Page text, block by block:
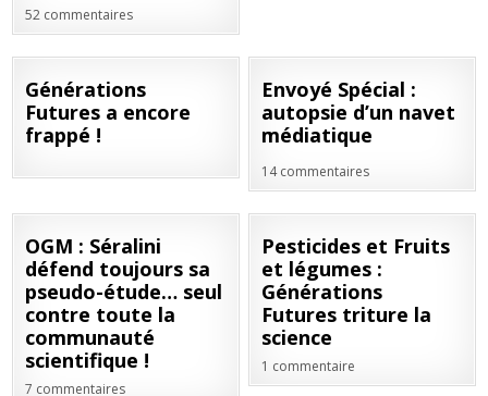
52 commentaires
2019
Générations
Futures a encore
frappé !
2019
Envoyé Spécial :
autopsie d’un navet
médiatique
14 commentaires
2018
OGM : Séralini
défend toujours sa
pseudo-étude… seul
contre toute la
communauté
scientifique !
7 commentaires
04
SEP
Pesticides et Fruits
et légumes :
Générations
Futures triture la
science
1 commentaire